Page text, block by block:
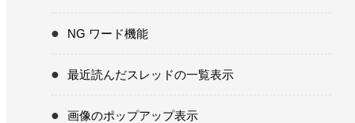
NG ワード機能
最近読んだスレッドの一覧表示
画像のポップアップ表示